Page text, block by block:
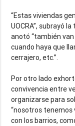
“Estas viviendas
UOCRA”, subrayó
anotó “también
cuando haya que
cerrajero, etc.”.
Por otro lado
convivencia entre
organizarse para
“nosotros tenemos
con los barrios,